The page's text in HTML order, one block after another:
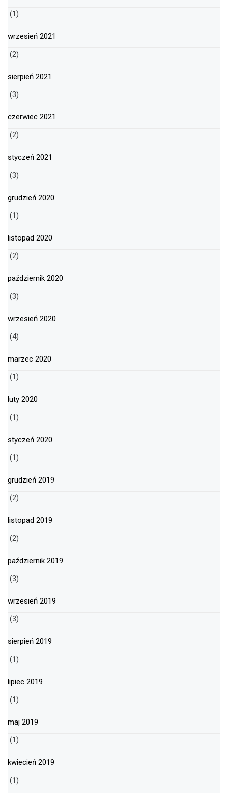
(1)
wrzesień 2021
(2)
sierpień 2021
(3)
czerwiec 2021
(2)
styczeń 2021
(3)
grudzień 2020
(1)
listopad 2020
(2)
październik 2020
(3)
wrzesień 2020
(4)
marzec 2020
(1)
luty 2020
(1)
styczeń 2020
(1)
grudzień 2019
(2)
listopad 2019
(2)
październik 2019
(3)
wrzesień 2019
(3)
sierpień 2019
(1)
lipiec 2019
(1)
maj 2019
(1)
kwiecień 2019
(1)